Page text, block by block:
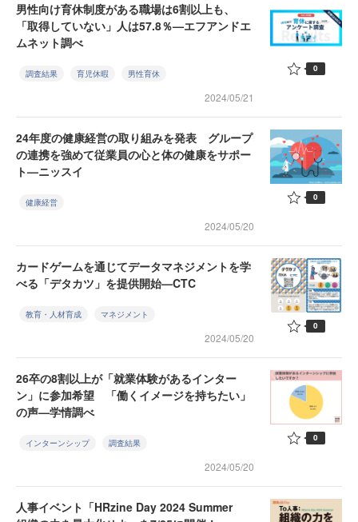
男性向け育休制度がある職場は6割以上も、
「取得していない」人は57.8％—エフアンドエ
ムネット調べ
調査結果 育児休暇 男性育休
2024/05/21
0
24年度の健康経営の取り組みを発表 グループ
の連携を強めて従業員の心と体の健康をサポー
ト—ニッスイ
健康経営
2024/05/20
0
カードゲームを通じてデータマネジメントを学
べる「デタカツ」を提供開始—CTC
教育・人材育成 マネジメント
2024/05/20
0
26卒の8割以上が「就業体験があるインター
ン」に参加希望 「働くイメージを持ちたい」
の声—学情調べ
インターンシップ 調査結果
2024/05/20
0
人事イベント「HRzine Day 2024 Summer